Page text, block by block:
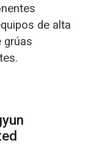
de alta
grúas